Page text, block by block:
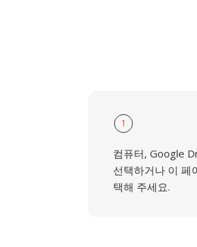
1
컴퓨터, Google
선택하거나 이 페
택해 주세요.